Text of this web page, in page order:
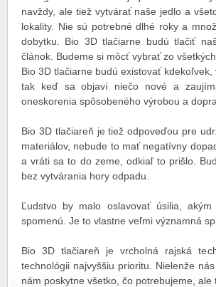
navždy, ale tiež vytvárať naše jedlo a
lokality. Nie sú potrebné dlhé roky a
dobytku. Bio 3D tlačiarne budú tlačiť
článok. Budeme si môcť vybrať zo
Bio 3D tlačiarne budú existovať
tak keď sa objaví niečo nové a
oneskorenia spôsobeného výrobou a
Bio 3D tlačiareň je tiež odpoveďou pre
materiálov, nebude to mať negatívny
a vráti sa to do zeme, odkiaľ to prišlo.
bez vytvárania hory odpadu.
Ľudstvo by malo oslavovať úsilia,
spomenú. Je to vlastne veľmi významná
Bio 3D tlačiareň je vrcholná rajská
technológii najvyššiu prioritu. Nielenže
nám poskytne všetko, čo potrebujeme,